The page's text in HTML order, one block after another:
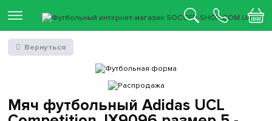
Мяч футбольный Adidas UCL
Вернуться